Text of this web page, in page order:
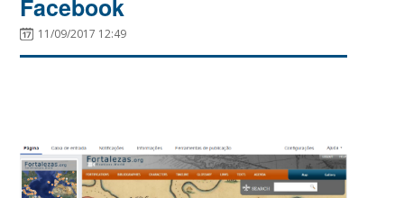
Facebook
11/09/2017 12:49